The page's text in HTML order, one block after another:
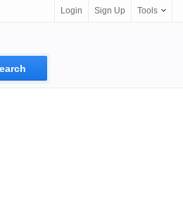
Login Sign Up Tools